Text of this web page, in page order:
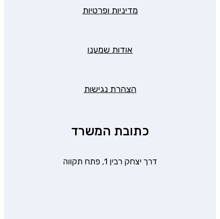
מדיניות ופרטיות
אודות שמענו
הצהרת נגישות
כתובת המשרד
דרך יצחק רבין 1, פתח תקווה